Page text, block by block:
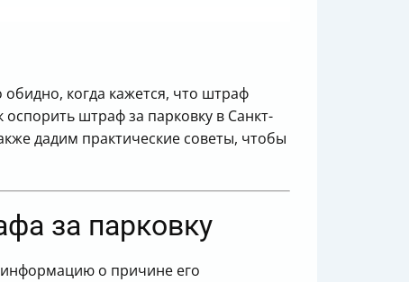
когда кажется, что штраф
штраф за парковку в Санкт-
дадим практические советы, чтобы
за парковку
информацию о причине его